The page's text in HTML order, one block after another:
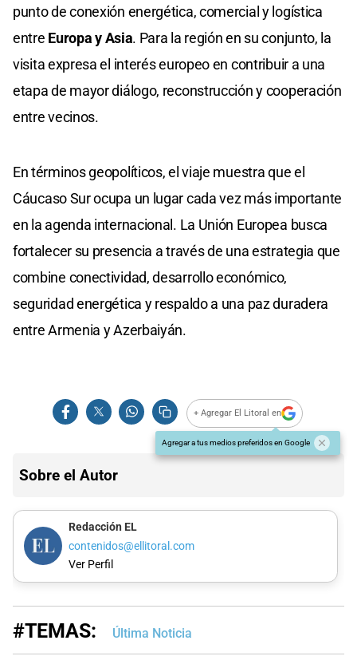
punto de conexión energética, comercial y logística
entre Europa y Asia. Para la región en su conjunto, la
visita expresa el interés europeo en contribuir a una
etapa de mayor diálogo, reconstrucción y cooperación
entre vecinos.
En términos geopolíticos, el viaje muestra que el
Cáucaso Sur ocupa un lugar cada vez más importante
en la agenda internacional. La Unión Europea busca
fortalecer su presencia a través de una estrategia que
combine conectividad, desarrollo económico,
seguridad energética y respaldo a una paz duradera
entre Armenia y Azerbaiyán.
+ Agregar El Litoral en
Agregar a tus medios preferidos en Google
Sobre el Autor
Redacción EL
contenidos@ellitoral.com
Ver Perfil
#TEMAS: Última Noticia